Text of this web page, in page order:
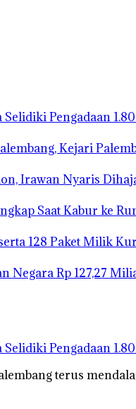
Pengadaan
Kejari
Irawan Nyaris
Saat Kabur ke
128 Paket Milik
Rp 127,27
Pengadaan
terus